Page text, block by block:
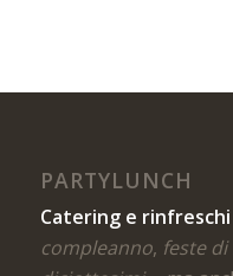
PARTYLUNCH
Catering e
compleanno, feste